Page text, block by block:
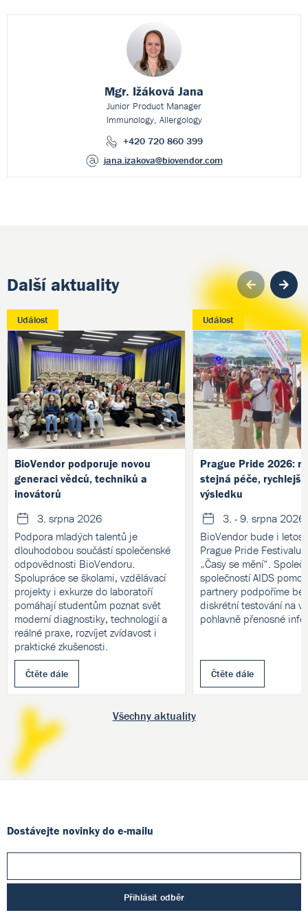
Mgr. Ižáková Jana
Junior Product Manager
Immunology, Allergology
+420 720 860 399
jana.izakova@biovendor.com
Další aktuality
Událost
BioVendor podporuje novou
generaci vědců, techniků a
inovátorů
3. srpna 2026
Podpora mladých talentů je
dlouhodobou součástí společenské
odpovědnosti BioVendoru.
Spolupráce se školami, vzdělávací
projekty i exkurze do laboratoří
pomáhají studentům poznat svět
moderní diagnostiky, technologií a
reálné praxe, rozvíjet zvídavost i
praktické zkušenosti.
Čtěte dále
Událost
Prague Pride 2026:
stejná péče, rychlejší
výsledku
3. - 9. srpna 2026
BioVendor bude i letos
Prague Pride Festivalu
„Časy se mění“.
společností AIDS
partnery podpoříme
diskrétní testování na
pohlavně přenosné
Čtěte dále
Všechny aktuality
Dostávejte novinky do e-mailu
Přihlásit odběr